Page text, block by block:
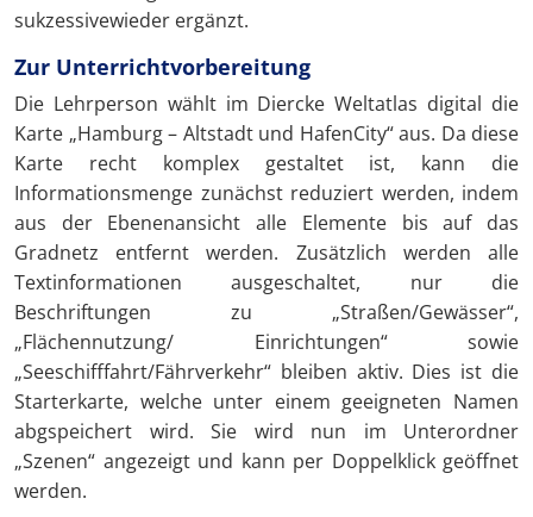
sukzessivewieder ergänzt.
Zur Unterrichtvorbereitung
Die Lehrperson wählt im Diercke Weltatlas digital die
Karte „Hamburg – Altstadt und HafenCity“ aus. Da diese
Karte recht komplex gestaltet ist, kann die
Informationsmenge zunächst reduziert werden, indem
aus der Ebenenansicht alle Elemente bis auf das
Gradnetz entfernt werden. Zusätzlich werden alle
Textinformationen ausgeschaltet, nur die
Beschriftungen zu „Straßen/Gewässer“,
„Flächennutzung/ Einrichtungen“ sowie
„Seeschifffahrt/Fährverkehr“ bleiben aktiv. Dies ist die
Starterkarte, welche unter einem geeigneten Namen
abgspeichert wird. Sie wird nun im Unterordner
„Szenen“ angezeigt und kann per Doppelklick geöffnet
werden.